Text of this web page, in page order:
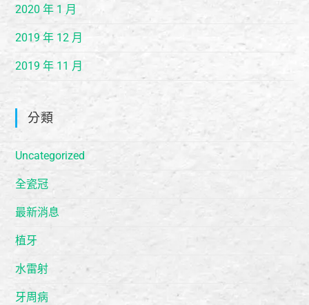
2020 年 1 月
2019 年 12 月
2019 年 11 月
分類
Uncategorized
全瓷冠
最新消息
植牙
水雷射
牙周病